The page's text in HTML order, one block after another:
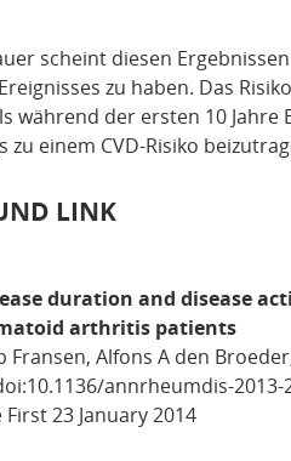
scheint diesen
zu haben. Das
während der ersten 10
zu einem CVD-Risiko
LINK
duration and disease
arthritis patients
Fransen, Alfons A den
annrheumdis-2013-
23 January 2014